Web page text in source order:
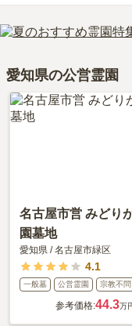
きる場所を選ぶことです
詳しいルートや地図は
確認ください。
仁昌寺の口コミはまだ投
口コミはあくまで一つ
愛知県の公営霊園
名古屋市営 みどり
園墓地
愛知県 /名古屋市緑区
4.1
一般墓 公営霊園 宗教不問
参考価格:44.3万